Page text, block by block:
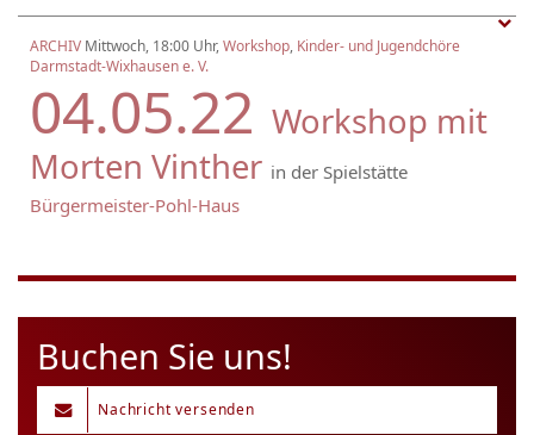
ARCHIV Mittwoch, 18:00 Uhr,Workshop, Kinder- und Jugendchöre
Darmstadt-Wixhausen e. V.
04.05.22 Workshop mit
Morten Vinther in der Spielstätte
Bürgermeister-Pohl-Haus
Buchen Sie uns!
Nachricht versenden